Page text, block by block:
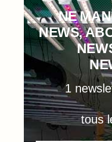
NE
NEWS,
1
tous